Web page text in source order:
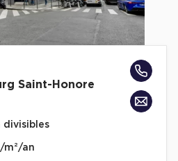
Saint-Honore
divisibles
m²/an